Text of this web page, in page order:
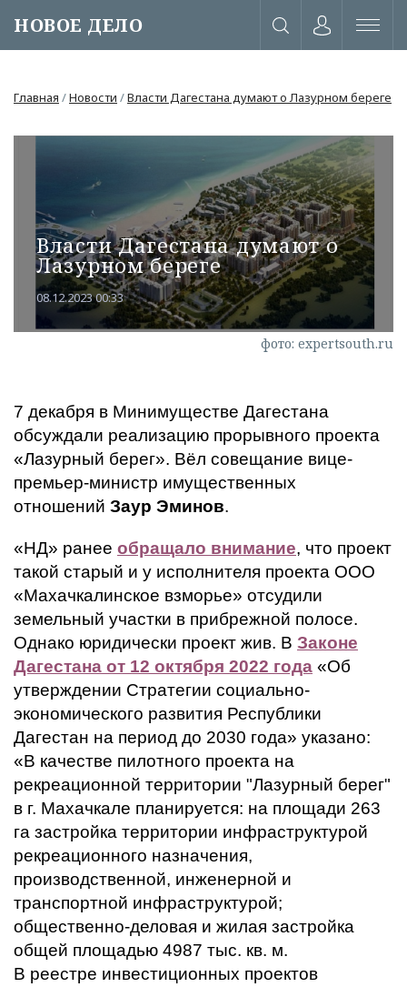
НОВОЕ ДЕЛО
или через соц. сети
Главная /Новости /Власти Дагестана думают о Лазурном береге
Власти Дагестана думают о
Лазурном береге
08.12.2023 00:33
фото: expertsouth.ru
7 декабря в Минимуществе Дагестана
обсуждали реализацию прорывного проекта
«Лазурный берег». Вёл совещание вице-
премьер-министр имущественных
отношений Заур Эминов.
«НД» ранее обращало внимание, что проект
такой старый и у исполнителя проекта ООО
«Махачкалинское взморье» отсудили
земельный участки в прибрежной полосе.
Однако юридически проект жив. В Законе
Дагестана от 12 октября 2022 года «Об
утверждении Стратегии социально-
экономического развития Республики
Дагестан на период до 2030 года» указано:
«В качестве пилотного проекта на
рекреационной территории "Лазурный берег"
в г. Махачкале планируется: на площади 263
га застройка территории инфраструктурой
рекреационного назначения,
производственной, инженерной и
транспортной инфраструктурой;
общественно-деловая и жилая застройка
общей площадью 4987 тыс. кв. м.
В реестре инвестиционных проектов